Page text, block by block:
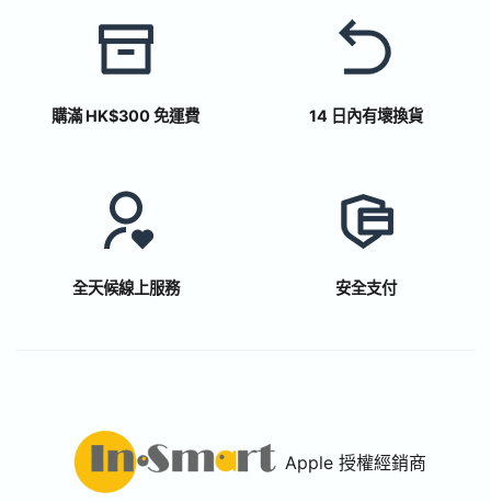
購滿 HK$300 免運費 14 日內有壞換貨
全天候線上服務 安全支付
Apple 授權經銷商